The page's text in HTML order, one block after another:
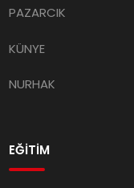
PAZARCIK
KÜNYE
NURHAK
EĞİTİM